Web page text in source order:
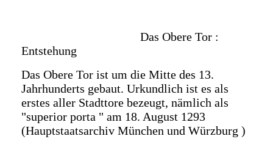
Das Obere Tor :
Entstehung
Das Obere Tor ist um die Mitte des 13.
Jahrhunderts gebaut. Urkundlich ist es als
erstes aller Stadttore bezeugt, nämlich als
"superior porta " am 18. August 1293
(Hauptstaatsarchiv München und Würzburg )